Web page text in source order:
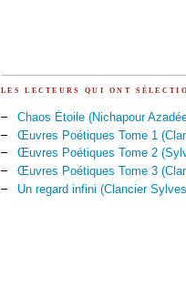
les lecteurs qui ont
Chaos Étoile (Nichapour
Œuvres Poétiques Tome 1
Œuvres Poétiques Tome 2
Œuvres Poétiques Tome 3
Un regard infini (Clancier